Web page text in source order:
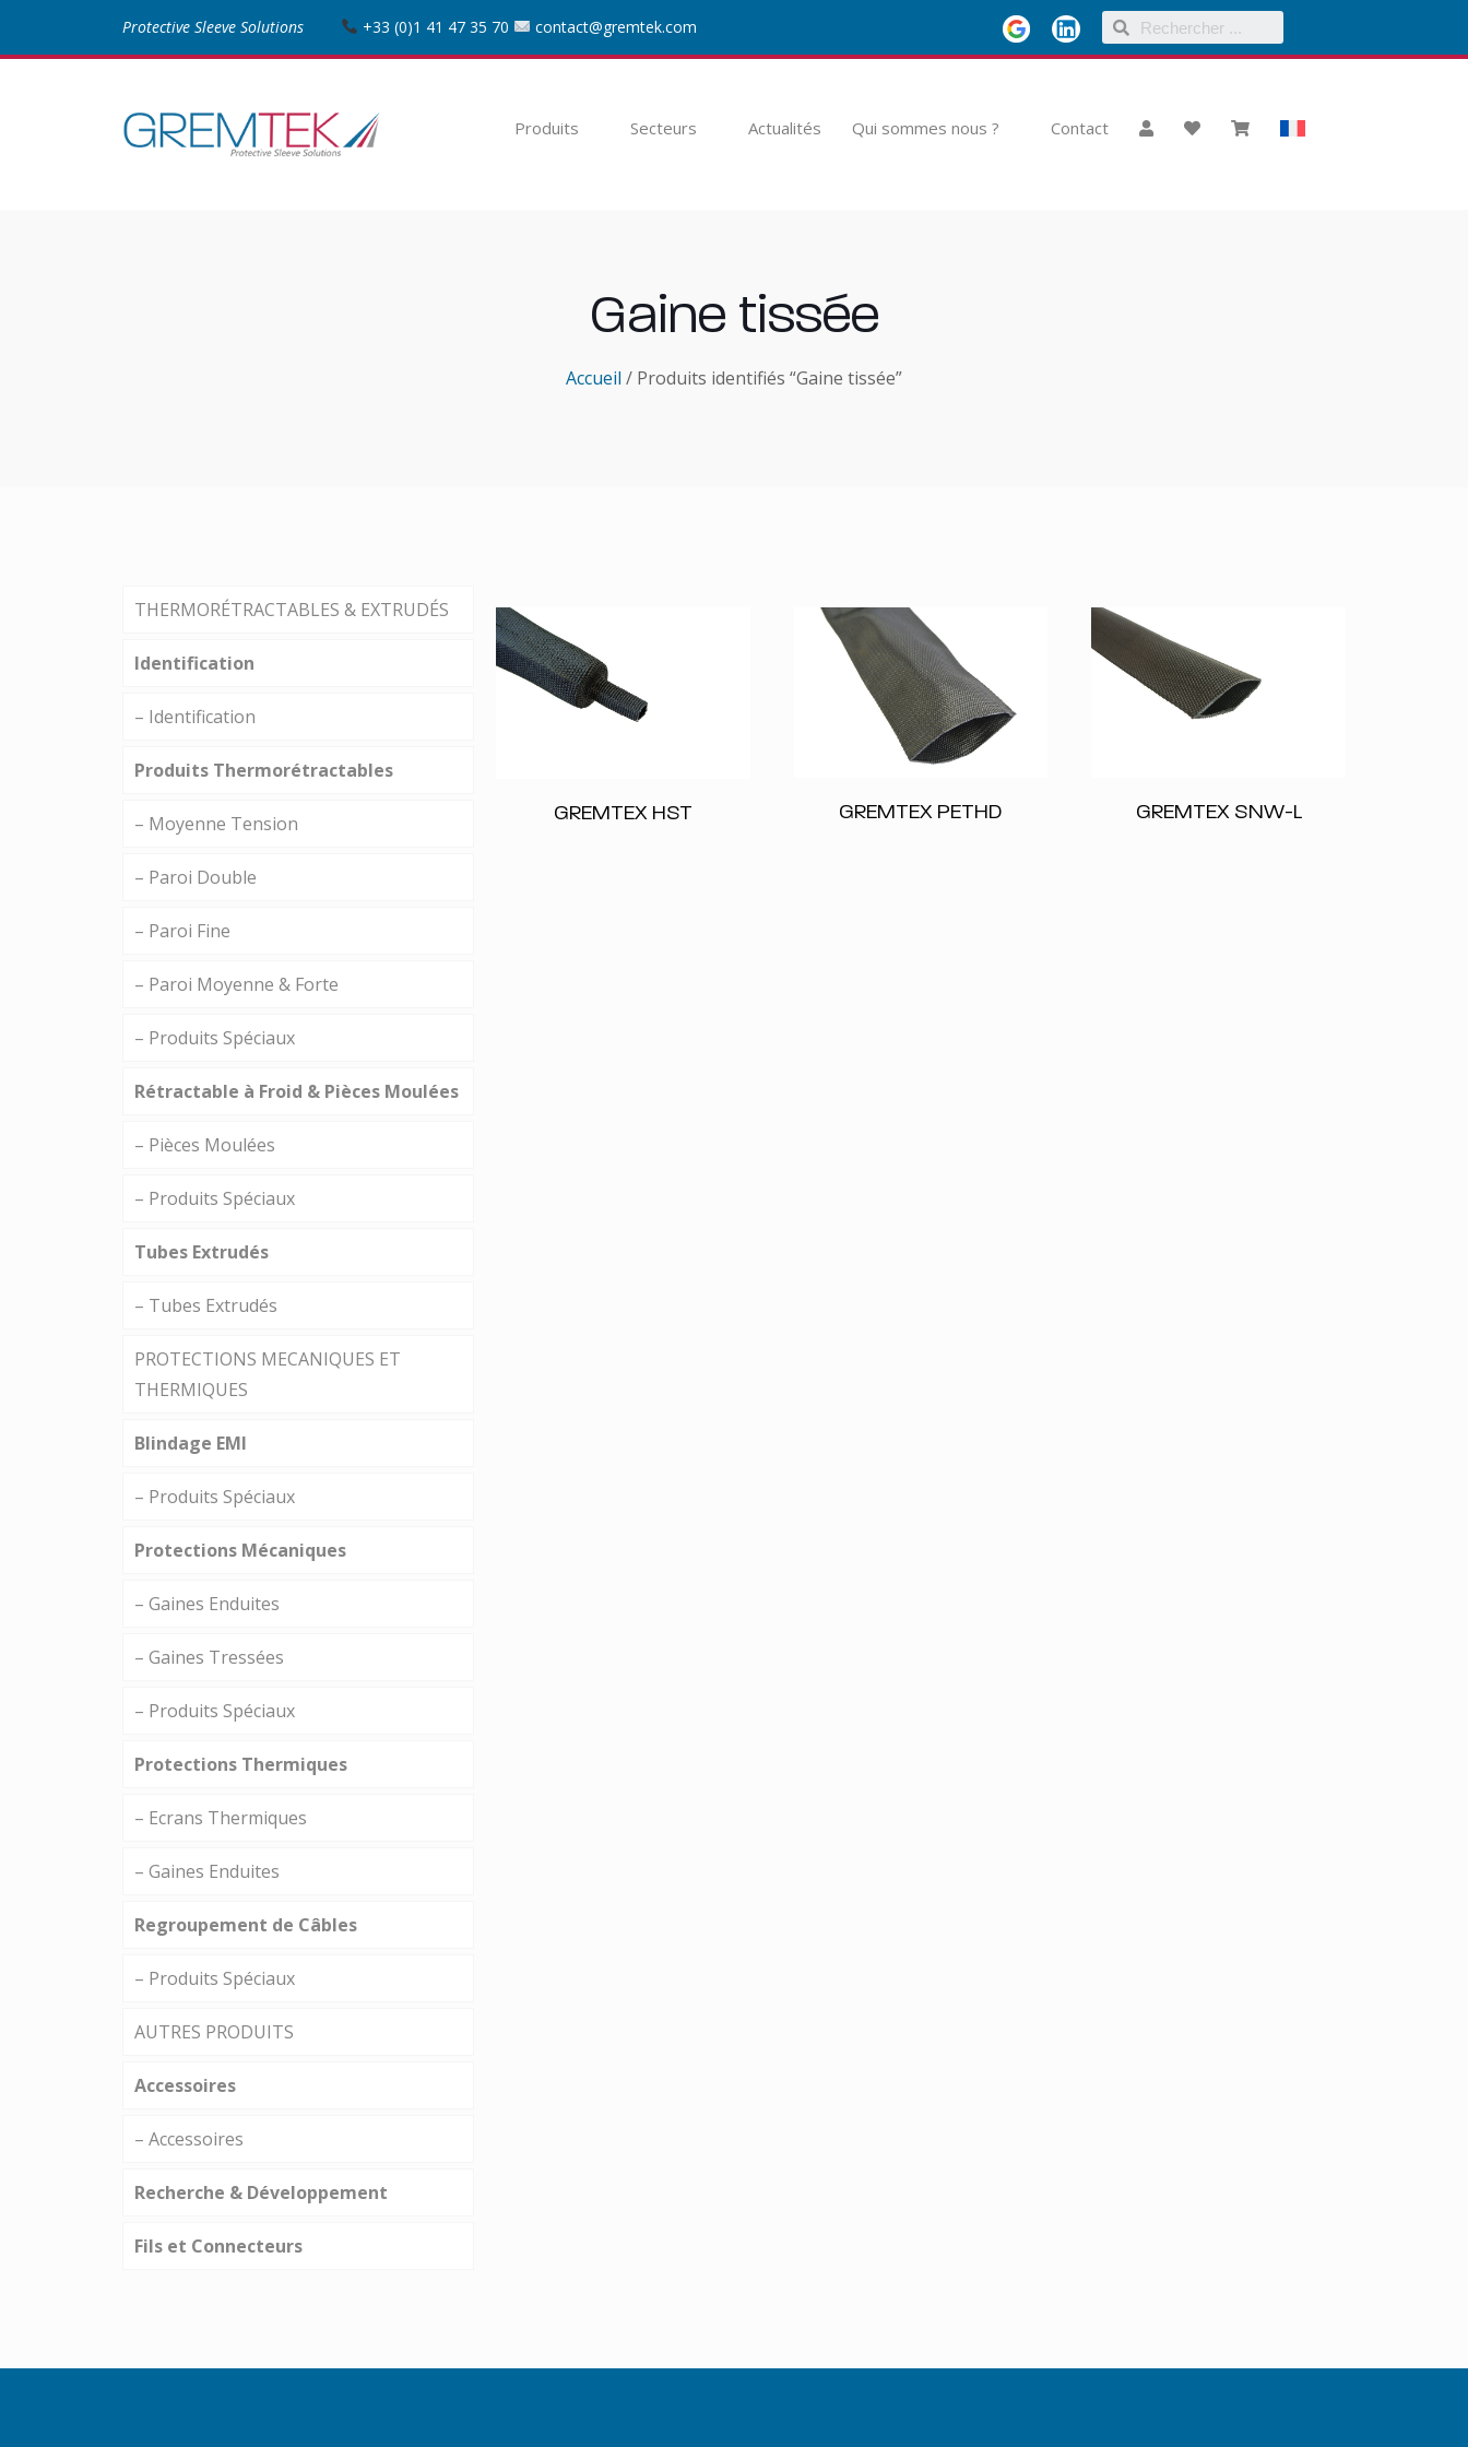
Protective Sleeve Solutions +33 (0)1 41 47 35 70 contact@gremtek.com
Produits Secteurs Actualités Qui sommes nous ? Contact
Gaine tissée
Accueil / Produits identifiés “Gaine tissée”
THERMORÉTRACTABLES & EXTRUDÉS
Identification
– Identification
Produits Thermorétractables
– Moyenne Tension
– Paroi Double
– Paroi Fine
– Paroi Moyenne & Forte
– Produits Spéciaux
Rétractable à Froid & Pièces Moulées
– Pièces Moulées
– Produits Spéciaux
Tubes Extrudés
– Tubes Extrudés
PROTECTIONS MECANIQUES ET
THERMIQUES
Blindage EMI
– Produits Spéciaux
Protections Mécaniques
– Gaines Enduites
– Gaines Tressées
– Produits Spéciaux
Protections Thermiques
– Ecrans Thermiques
– Gaines Enduites
Regroupement de Câbles
– Produits Spéciaux
AUTRES PRODUITS
Accessoires
– Accessoires
Recherche & Développement
Fils et Connecteurs
GREMTEX HST GREMTEX PETHD GREMTEX SNW-L